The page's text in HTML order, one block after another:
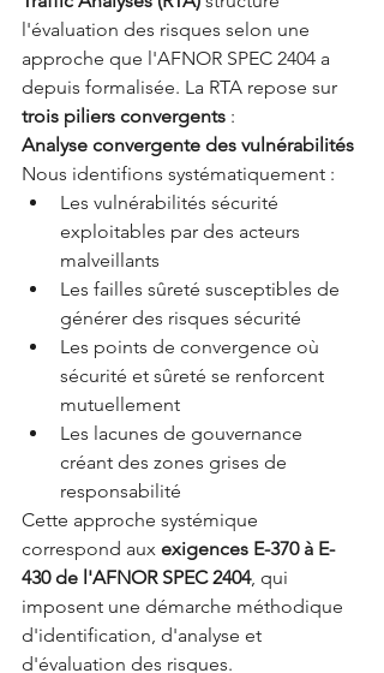
l'évaluation des risques selon une
approche que l'AFNOR SPEC 2404 a
depuis formalisée. La RTA repose sur
trois piliers convergents :
Analyse convergente des vulnérabilités
Nous identifions systématiquement :
Les vulnérabilités sécurité
exploitables par des acteurs
malveillants
Les failles sûreté susceptibles de
générer des risques sécurité
Les points de convergence où
sécurité et sûreté se renforcent
mutuellement
Les lacunes de gouvernance
créant des zones grises de
responsabilité
Cette approche systémique
correspond aux exigences E-370 à E-
430 de l'AFNOR SPEC 2404, qui
imposent une démarche méthodique
d'identification, d'analyse et
d'évaluation des risques.